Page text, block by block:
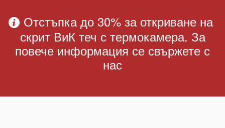
Отстъпка до 30% за откриване на
скрит ВиК теч с термокамера. За
повече информация се свържете с
нас